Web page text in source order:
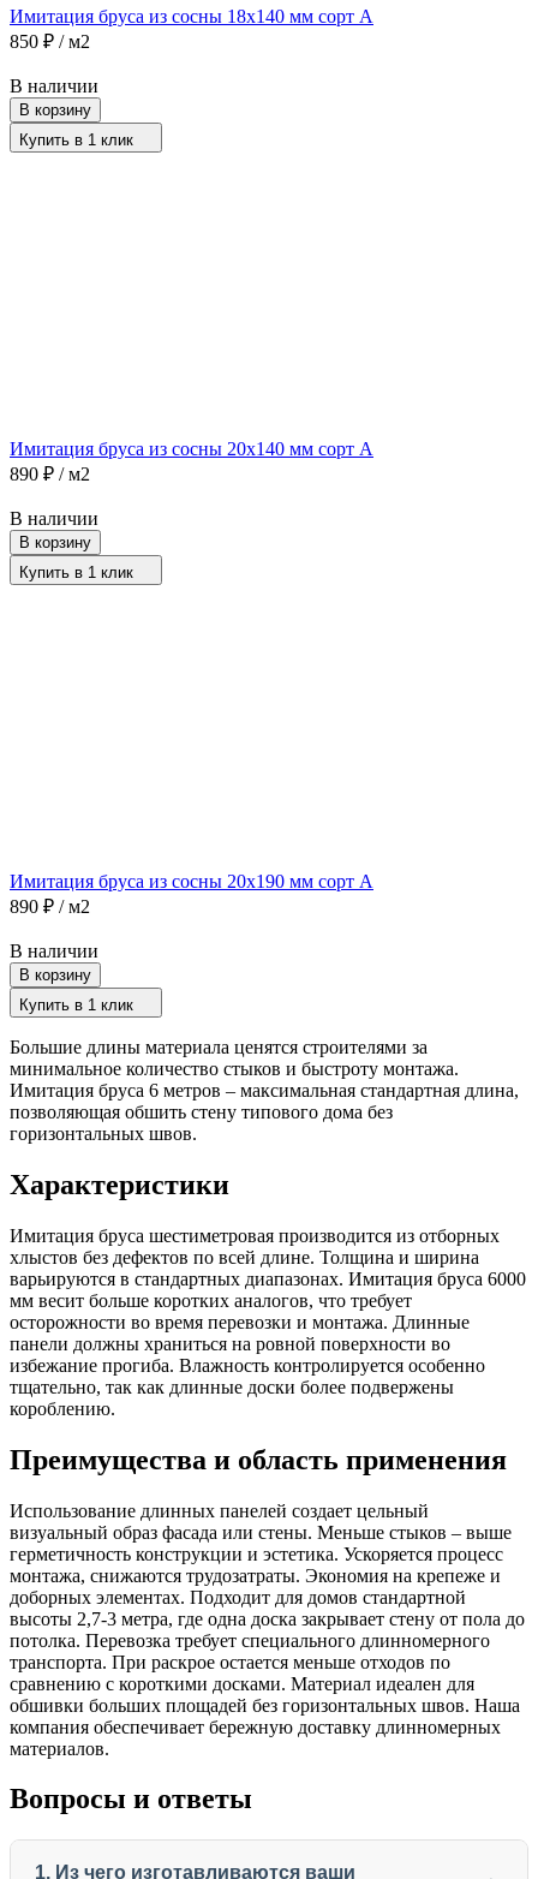
Имитация бруса из сосны 18х140 мм сорт A
850 ₽ / м2
В наличии
В корзину
Купить в 1 клик
Имитация бруса из сосны 20х140 мм сорт A
890 ₽ / м2
В наличии
В корзину
Купить в 1 клик
Имитация бруса из сосны 20х190 мм сорт A
890 ₽ / м2
В наличии
В корзину
Купить в 1 клик
Большие длины материала ценятся строителями за
минимальное количество стыков и быстроту монтажа.
Имитация бруса 6 метров – максимальная стандартная длина,
позволяющая обшить стену типового дома без
горизонтальных швов.
Характеристики
Имитация бруса шестиметровая производится из отборных
хлыстов без дефектов по всей длине. Толщина и ширина
варьируются в стандартных диапазонах. Имитация бруса 6000
мм весит больше коротких аналогов, что требует
осторожности во время перевозки и монтажа. Длинные
панели должны храниться на ровной поверхности во
избежание прогиба. Влажность контролируется особенно
тщательно, так как длинные доски более подвержены
короблению.
Преимущества и область применения
Использование длинных панелей создает цельный
визуальный образ фасада или стены. Меньше стыков – выше
герметичность конструкции и эстетика. Ускоряется процесс
монтажа, снижаются трудозатраты. Экономия на крепеже и
доборных элементах. Подходит для домов стандартной
высоты 2,7-3 метра, где одна доска закрывает стену от пола до
потолка. Перевозка требует специального длинномерного
транспорта. При раскрое остается меньше отходов по
сравнению с короткими досками. Материал идеален для
обшивки больших площадей без горизонтальных швов. Наша
компания обеспечивает бережную доставку длинномерных
материалов.
Вопросы и ответы
1. Из чего изготавливаются ваши